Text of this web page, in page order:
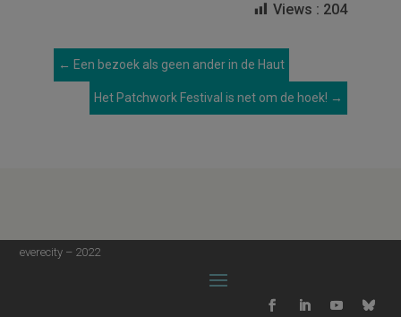
Views : 204
← Een bezoek als geen ander in de Haut
Het Patchwork Festival is net om de hoek! →
everecity – 2022